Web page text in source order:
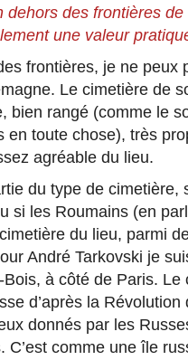
des frontières de
une valeur
frontières, je ne peux
Le cimetière de
bien rangé (comme le
en toute chose), très
agréable du lieu.
du type de cimetière,
si les Roumains (en
du lieu, parmi
André Tarkovski je
à côté de Paris.
d’après la
donnés par les
C’est comme une île